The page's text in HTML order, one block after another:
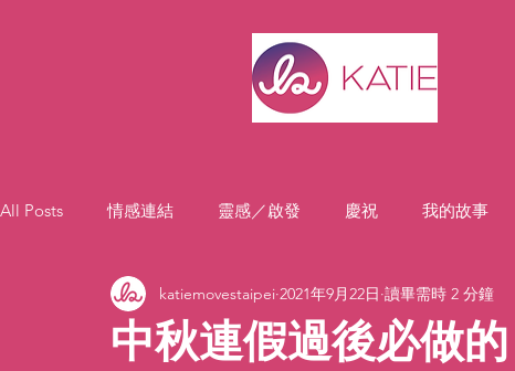
All Posts 情感連結 靈感／啟發 慶祝 我的故事
中秋連假過後必做
katiemovestaipei 2021年9月22日 讀畢需時 2 分鐘